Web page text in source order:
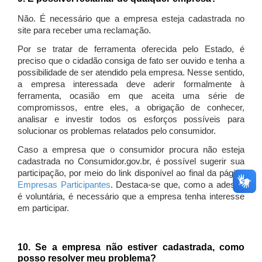
Não. É necessário que a empresa esteja cadastrada no
site para receber uma reclamação.
Por se tratar de ferramenta oferecida pelo Estado, é
preciso que o cidadão consiga de fato ser ouvido e tenha a
possibilidade de ser atendido pela empresa. Nesse sentido,
a empresa interessada deve aderir formalmente à
ferramenta, ocasião em que aceita uma série de
compromissos, entre eles, a obrigação de conhecer,
analisar e investir todos os esforços possíveis para
solucionar os problemas relatados pelo consumidor.
Caso a empresa que o consumidor procura não esteja
cadastrada no Consumidor.gov.br, é possível sugerir sua
participação, por meio do link disponível ao final da página
Empresas Participantes. Destaca-se que, como a adesão
é voluntária, é necessário que a empresa tenha interesse
em participar.
10. Se a empresa não estiver cadastrada, como
posso resolver meu problema?